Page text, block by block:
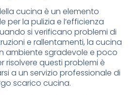
cucina è un elemento
per la pulizia e l’efficienza
si verificano problemi di
e rallentamenti, la cucina
ambiente sgradevole e poco
risolvere questi problemi è
a un servizio professionale di
scarico cucina.